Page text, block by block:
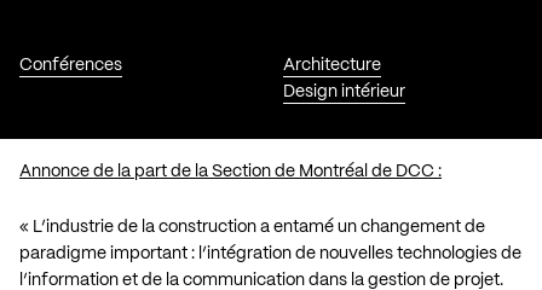
Conférences
Architecture
Design intérieur
Annonce de la part de la Section de Montréal de DCC :
« L’industrie de la construction a entamé un changement de
paradigme important : l’intégration de nouvelles technologies de
l’information et de la communication dans la gestion de projet.